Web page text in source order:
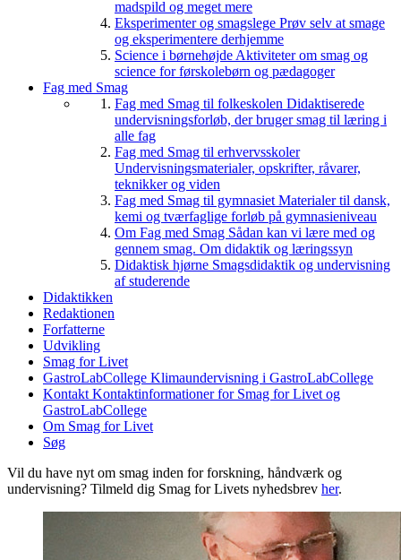
madspild og meget mere
Eksperimenter og smagslege Prøv selv at smage
og eksperimentere derhjemme
Science i børnehøjde Aktiviteter om smag og
science for førskolebørn og pædagoger
Fag med Smag
Fag med Smag til folkeskolen Didaktiserede
undervisningsforløb, der bruger smag til læring i
alle fag
Fag med Smag til erhvervsskoler
Undervisningsmaterialer, opskrifter, råvarer,
teknikker og viden
Fag med Smag til gymnasiet Materialer til dansk,
kemi og tværfaglige forløb på gymnasieniveau
Om Fag med Smag Sådan kan vi lære med og
gennem smag. Om didaktik og læringssyn
Didaktisk hjørne Smagsdidaktik og undervisning
af studerende
Didaktikken
Redaktionen
Forfatterne
Udvikling
Smag for Livet
GastroLabCollege Klimaundervisning i GastroLabCollege
Kontakt Kontaktinformationer for Smag for Livet og
GastroLabCollege
Om Smag for Livet
Søg
Vil du have nyt om smag inden for forskning, håndværk og
undervisning? Tilmeld dig Smag for Livets nyhedsbrev her.